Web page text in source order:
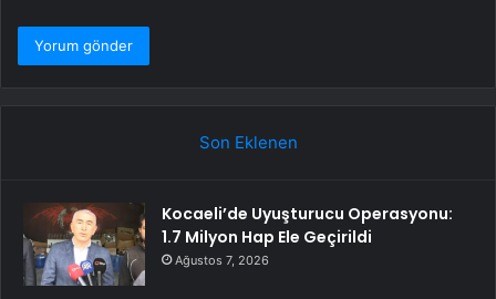
Son Eklenen
Kocaeli’de Uyuşturucu Operasyonu:
1.7 Milyon Hap Ele Geçirildi
Ağustos 7, 2026